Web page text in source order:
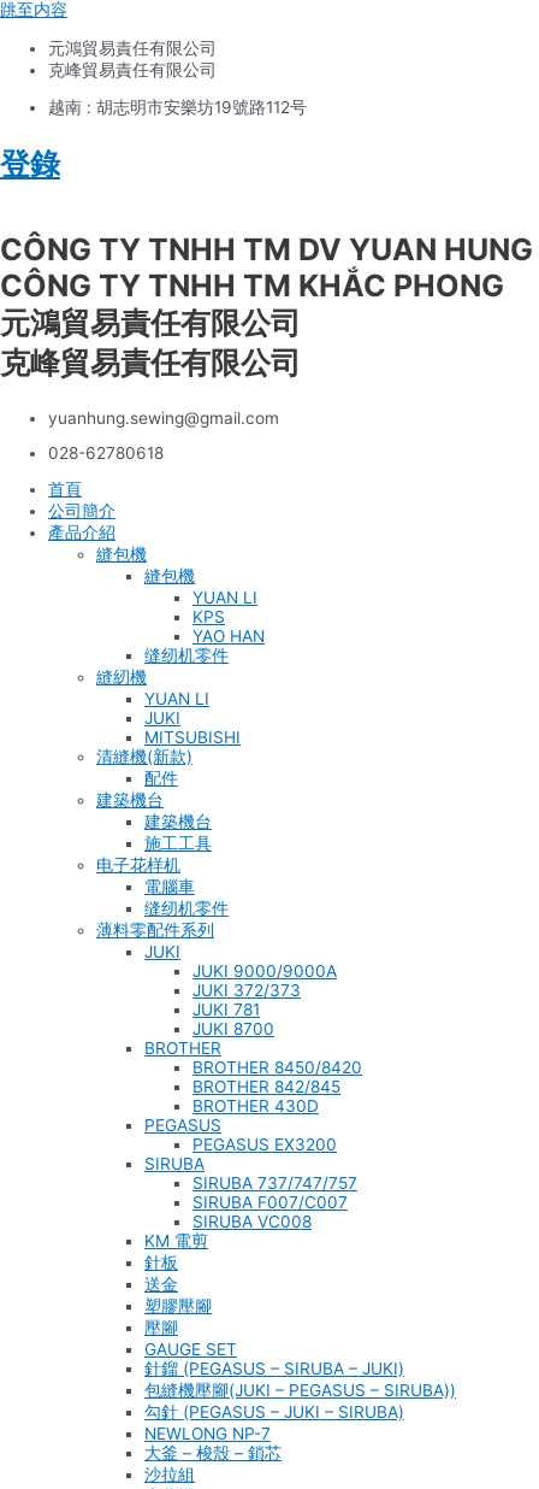
跳至内容
元鴻貿易責任有限公司
克峰貿易責任有限公司
越南 : 胡志明市安樂坊19號路112号
登錄
CÔNG TY TNHH TM DV YUAN HUNG
CÔNG TY TNHH TM KHẮC PHONG
元鴻貿易責任有限公司
克峰貿易責任有限公司
yuanhung.sewing@gmail.com
028-62780618
首頁
公司簡介
產品介紹
縫包機
縫包機
YUAN LI
KPS
YAO HAN
缝纫机零件
縫紉機
YUAN LI
JUKI
MITSUBISHI
清縫機(新款)
配件
建築機台
建築機台
施工工具
电子花样机
電腦車
缝纫机零件
薄料零配件系列
JUKI
JUKI 9000/9000A
JUKI 372/373
JUKI 781
JUKI 8700
BROTHER
BROTHER 8450/8420
BROTHER 842/845
BROTHER 430D
PEGASUS
PEGASUS EX3200
SIRUBA
SIRUBA 737/747/757
SIRUBA F007/C007
SIRUBA VC008
KM 電剪
針板
送金
塑膠壓腳
壓腳
GAUGE SET
針鎦 (PEGASUS – SIRUBA – JUKI)
包縫機壓腳(JUKI – PEGASUS – SIRUBA))
勾針 (PEGASUS – JUKI – SIRUBA)
NEWLONG NP-7
大釜 – 梭殼 – 鎖芯
沙拉組